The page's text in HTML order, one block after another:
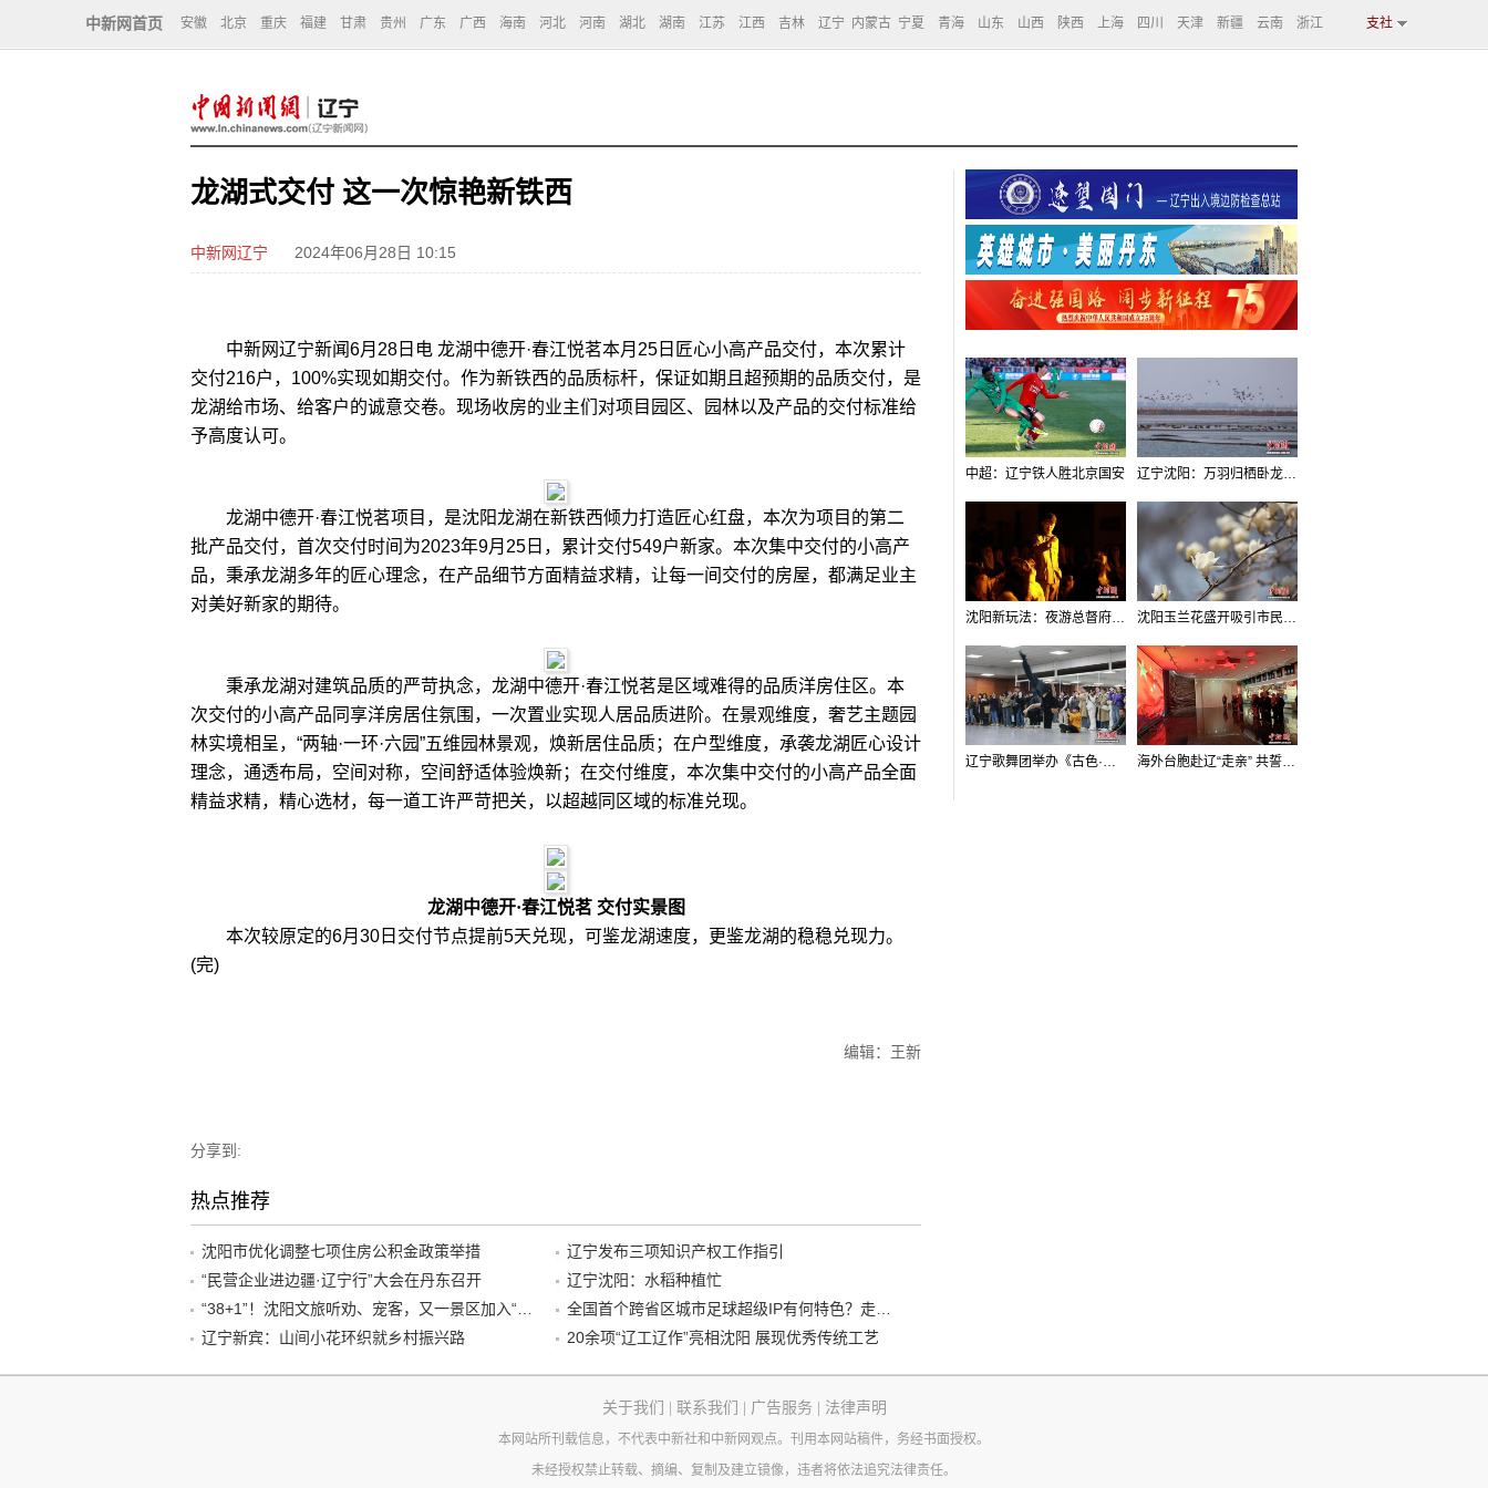
中新网首页 安徽 北京 重庆 福建 甘肃 贵州 广东 广西 海南 河北 河南 湖北 湖南 江苏 江西 吉林 辽宁 内蒙古 宁夏 青海 山东 山西 陕西 上海 四川 天津 新疆 云南 浙江 支社
龙湖式交付 这一次惊艳新铁西
中新网辽宁 2024年06月28日 10:15
中新网辽宁新闻6月28日电 龙湖中德开·春江悦茗本月25日匠心小高产品交付，本次累计
交付216户，100%实现如期交付。作为新铁西的品质标杆，保证如期且超预期的品质交付，是
龙湖给市场、给客户的诚意交卷。现场收房的业主们对项目园区、园林以及产品的交付标准给
予高度认可。
龙湖中德开·春江悦茗项目，是沈阳龙湖在新铁西倾力打造匠心红盘，本次为项目的第二
批产品交付，首次交付时间为2023年9月25日，累计交付549户新家。本次集中交付的小高产
品，秉承龙湖多年的匠心理念，在产品细节方面精益求精，让每一间交付的房屋，都满足业主
对美好新家的期待。
秉承龙湖对建筑品质的严苛执念，龙湖中德开·春江悦茗是区域难得的品质洋房住区。本
次交付的小高产品同享洋房居住氛围，一次置业实现人居品质进阶。在景观维度，奢艺主题园
林实境相呈，“两轴·一环·六园”五维园林景观，焕新居住品质；在户型维度，承袭龙湖匠心设计
理念，通透布局，空间对称，空间舒适体验焕新；在交付维度，本次集中交付的小高产品全面
精益求精，精心选材，每一道工许严苛把关，以超越同区域的标准兑现。
龙湖中德开·春江悦茗 交付实景图
本次较原定的6月30日交付节点提前5天兑现，可鉴龙湖速度，更鉴龙湖的稳稳兑现力。
(完)
编辑：王新
分享到:
热点推荐
沈阳市优化调整七项住房公积金政策举措
辽宁发布三项知识产权工作指引
“民营企业进边疆·辽宁行”大会在丹东召开
辽宁沈阳：水稻种植忙
辽宁新宾：山间小花环织就乡村振兴路
20余项“辽工辽作”亮相沈阳 展现优秀传统工艺
中超：辽宁铁人胜北京国安 辽宁沈阳：万羽归栖卧龙湖看群鸟齐飞
沈阳新玩法：夜游总督府，当一回“赴宴者” 沈阳玉兰花盛开吸引市民打卡
辽宁歌舞团举办《古色·国宝辽宁》排练开放日活动 海外台胞赴辽“走亲” 共誓“和平初心”
关于我们 联系我们 广告服务 法律声明
本网站所刊载信息，不代表中新社和中新网观点。刊用本网站稿件，务经书面授权。
未经授权禁止转载、摘编、复制及建立镜像，违者将依法追究法律责任。